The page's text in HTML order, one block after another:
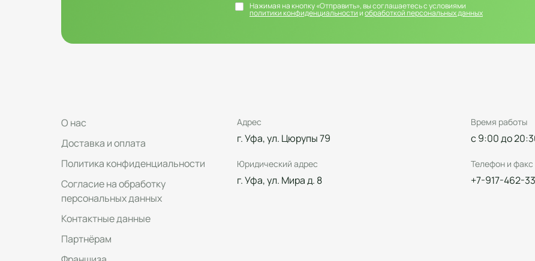
Нажимая на кнопку «Отправить», вы соглашаетесь с условиями
политики конфиденциальностииобработкой персональных данных
О нас
Доставка и оплата
Политика конфиденциальности
Согласие на обработку
персональных данных
Контактные данные
Партнёрам
Адрес
г. Уфа, ул. Цюрупы 79
Юридический адрес
г. Уфа, ул. Мира д. 8
Время работы
с 9:00 до
Телефон и факс
+7-917-462-